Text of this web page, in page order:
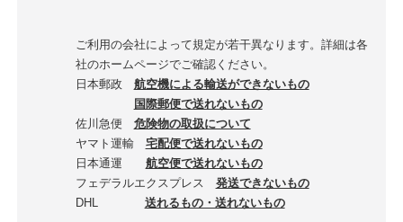
ご利用の会社によって規定が若干異なります。詳細は各
社のホームページでご確認ください。
日本郵政 航空機による輸送ができないもの
国際郵便で送れないもの
佐川急便 危険物の取扱について
ヤマト運輸 宅配便で送れないもの
日本通運 航空便で送れないもの
フェデラルエクスプレス 発送できないもの
DHL 送れるもの・送れないもの